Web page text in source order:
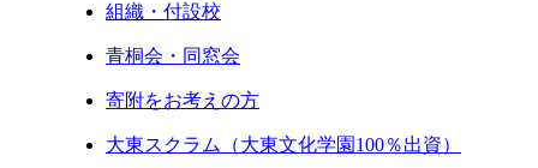
組織・付設校
青桐会・同窓会
寄附をお考えの方
大東スクラム（大東文化学園100％出資）